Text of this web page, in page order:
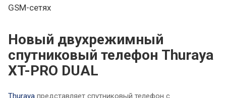
GSM-сетях
Новый двухрежимный
спутниковый телефон Thuraya
XT-PRO DUAL
Thuraya представляет спутниковый телефон с